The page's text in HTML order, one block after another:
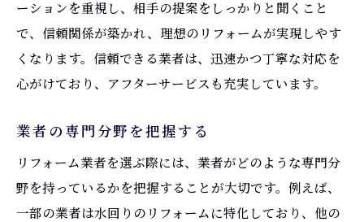
ーションを重視し、相手の提案をしっかりと聞くこと
で、信頼関係が築かれ、理想のリフォームが実現しやす
くなります。信頼できる業者は、迅速かつ丁寧な対応を
心がけており、アフターサービスも充実しています。
業者の専門分野を把握する
リフォーム業者を選ぶ際には、業者がどのような専門分
野を持っているかを把握することが大切です。例えば、
一部の業者は水回りのリフォームに特化しており、他の